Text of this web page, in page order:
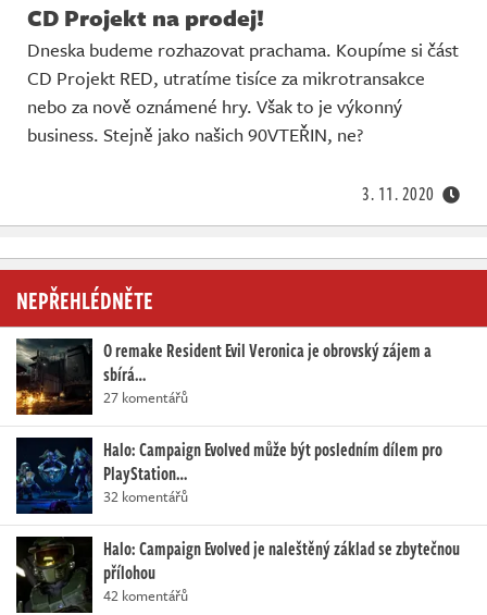
CD Projekt na prodej!
Dneska budeme rozhazovat prachama. Koupíme si část
CD Projekt RED, utratíme tisíce za mikrotransakce
nebo za nově oznámené hry. Však to je výkonný
business. Stejně jako našich 90VTEŘIN, ne?
3. 11. 2020
NEPŘEHLÉDNĚTE
O remake Resident Evil Veronica je obrovský zájem a
sbírá…
27 komentářů
Halo: Campaign Evolved může být posledním dílem pro
PlayStation…
32 komentářů
Halo: Campaign Evolved je naleštěný základ se zbytečnou
přílohou
42 komentářů